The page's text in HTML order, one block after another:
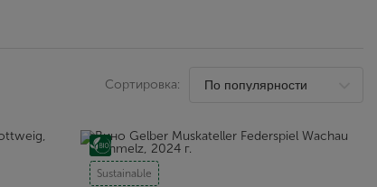
Сортировка:
Sustainable